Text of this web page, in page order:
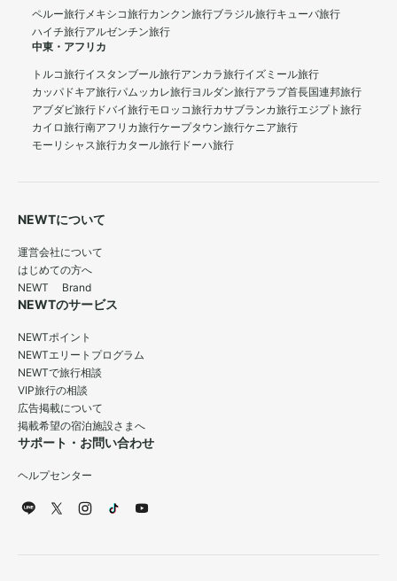
ペルー旅行メキシコ旅行カンクン旅行ブラジル旅行キューバ旅行
ハイチ旅行アルゼンチン旅行
中東・アフリカ
トルコ旅行イスタンブール旅行アンカラ旅行イズミール旅行
カッパドキア旅行パムッカレ旅行ヨルダン旅行アラブ首長国連邦旅行
アブダビ旅行 ドバイ旅行モロッコ旅行カサブランカ旅行エジプト旅行
カイロ旅行南アフリカ旅行ケープタウン旅行ケニア旅行
モーリシャス旅行カタール旅行 ドーハ旅行
NEWTについて
運営会社について
はじめての方へ
NEWT Brand
NEWTのサービス
NEWTポイント
NEWTエリートプログラム
NEWTで旅行相談
VIP旅行の相談
広告掲載について
掲載希望の宿泊施設さまへ
サポート・お問い合わせ
ヘルプセンター